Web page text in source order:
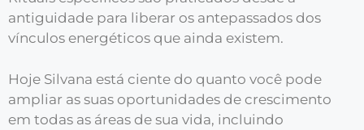
antiguidade para liberar os antepassados dos
vínculos energéticos que ainda existem.
Hoje Silvana está ciente do quanto você pode
ampliar as suas oportunidades de crescimento
em todas as áreas de sua vida, incluindo